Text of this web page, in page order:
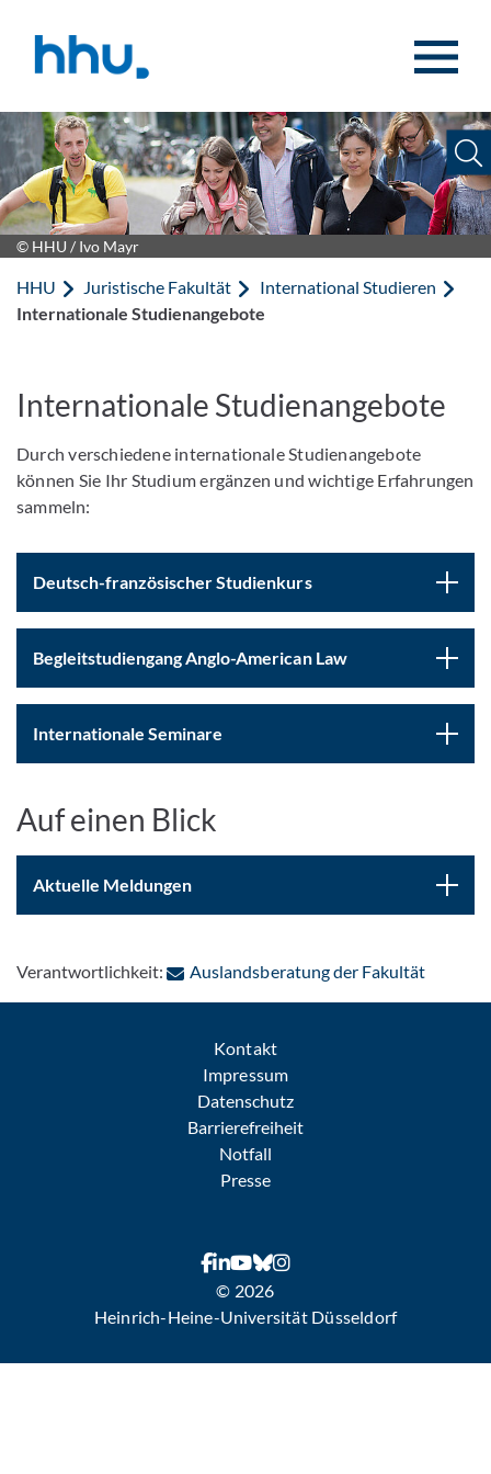
© HHU / Ivo Mayr
HHU Juristische Fakultät
International Studieren
Internationale Studienangebote
Internationale Studienangebote
Durch verschiedene internationale Studienangebote
können Sie Ihr Studium ergänzen und wichtige Erfahrungen
sammeln:
Deutsch-französischer Studienkurs
Begleitstudiengang Anglo-American Law
Internationale Seminare
Auf einen Blick
Aktuelle Meldungen
Verantwortlichkeit: Auslandsberatung der Fakultät: Per E-
Kontakt
Impressum
Datenschutz
Barrierefreiheit
Notfall
Presse
© 2026
Heinrich-Heine-Universität Düsseldorf